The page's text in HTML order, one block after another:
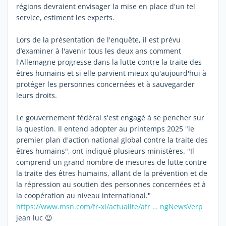
régions devraient envisager la mise en place d'un tel
service, estiment les experts.
Lors de la présentation de l'enquête, il est prévu
d’examiner à l'avenir tous les deux ans comment
l'Allemagne progresse dans la lutte contre la traite des
êtres humains et si elle parvient mieux qu'aujourd'hui à
protéger les personnes concernées et à sauvegarder
leurs droits.
Le gouvernement fédéral s'est engagé à se pencher sur
la question. Il entend adopter au printemps 2025 "le
premier plan d'action national global contre la traite des
êtres humains", ont indiqué plusieurs ministères. "Il
comprend un grand nombre de mesures de lutte contre
la traite des êtres humains, allant de la prévention et de
la répression au soutien des personnes concernées et à
la coopération au niveau international."
https://www.msn.com/fr-xl/actualite/afr … ngNewsVerp
jean luc 😉